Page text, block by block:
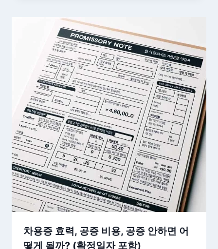
차용증 효력, 공증 비용, 공증 안하면 어
떻게 될까? (확정일자 포함)